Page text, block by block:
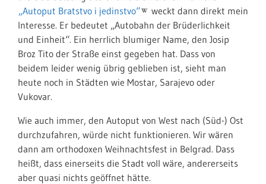
„Autoput Bratstvo i jedinstvo“
weckt dann direkt mein
Interesse. Er bedeutet „Autobahn der Brüderlichkeit
und Einheit“. Ein herrlich blumiger Name, den Josip
Broz Tito der Straße einst gegeben hat. Dass von
beidem leider wenig übrig geblieben ist, sieht man
heute noch in Städten wie Mostar, Sarajevo oder
Vukovar.
Wie auch immer, den Autoput von West nach (Süd-) Ost
durchzufahren, würde nicht funktionieren. Wir wären
dann am orthodoxen Weihnachtsfest in Belgrad. Dass
heißt, dass einerseits die Stadt voll wäre, andererseits
aber quasi nichts geöffnet hätte.